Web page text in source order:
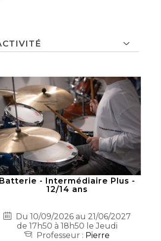
Batterie - Intermédiaire Plus -
12/14 ans
Du 10/09/2026 au 21/06/2027
de 17h50 à 18h50 le Jeudi
Professeur : Pierre